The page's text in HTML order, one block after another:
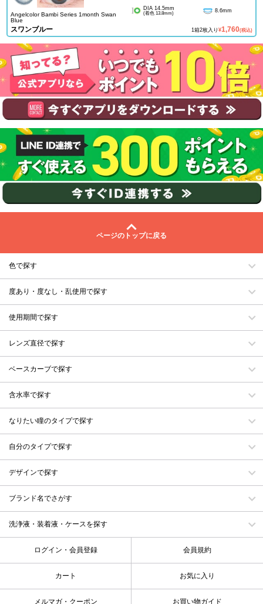
Angelcolor Bambi Series 1month Swan
Blue
スワンブルー
DIA 14.5mm
(着色 13.8mm) 8.6mm
1箱2枚入り ¥1,760(税込)
ページのトップに戻る
色で探す
度あり・度なし・乱使用で探す
使用期間で探す
レンズ直径で探す
ベースカーブで探す
含水率で探す
なりたい瞳のタイプで探す
自分のタイプで探す
デザインで探す
ブランド名でさがす
洗浄液・装着液・ケースを探す
ログイン・会員登録 会員規約
カート お気に入り
メルマガ・クーポン お買い物ガイド